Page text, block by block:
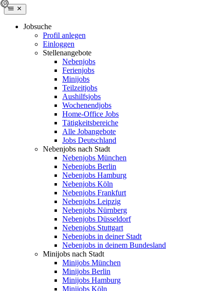
Jobsuche
Profil anlegen
Einloggen
Stellenangebote
Nebenjobs
Ferienjobs
Minijobs
Teilzeitjobs
Aushilfsjobs
Wochenendjobs
Home-Office Jobs
Tätigkeitsbereiche
Alle Jobangebote
Jobs Deutschland
Nebenjobs nach Stadt
Nebenjobs München
Nebenjobs Berlin
Nebenjobs Hamburg
Nebenjobs Köln
Nebenjobs Frankfurt
Nebenjobs Leipzig
Nebenjobs Nürnberg
Nebenjobs Düsseldorf
Nebenjobs Stuttgart
Nebenjobs in deiner Stadt
Nebenjobs in deinem Bundesland
Minijobs nach Stadt
Minijobs München
Minijobs Berlin
Minijobs Hamburg
Minijobs Köln